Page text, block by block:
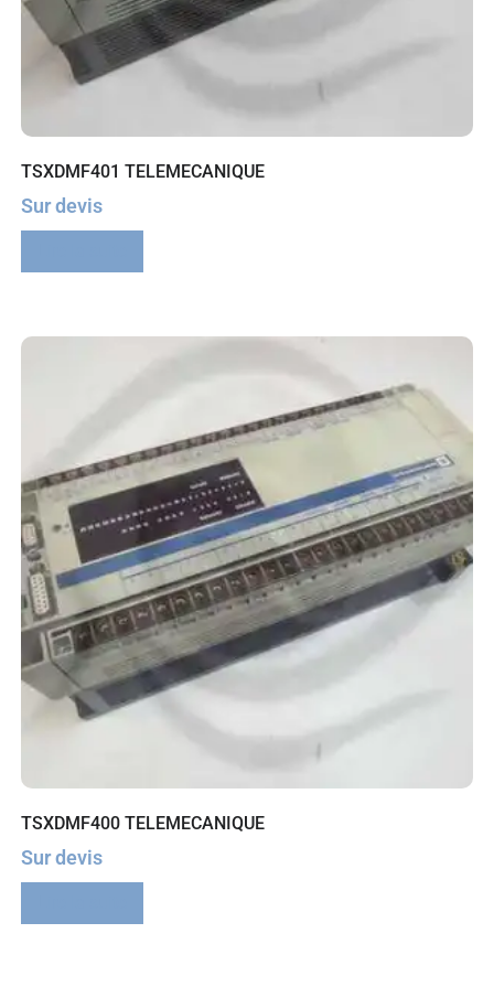
TSXDMF401 TELEMECANIQUE
Sur devis
TSXDMF400 TELEMECANIQUE
Sur devis